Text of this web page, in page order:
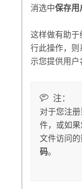
消选中保存用
这样做有助于
行此操作，则
示您提供用户
注：
对于您注册
件，或如
文件访问
码。